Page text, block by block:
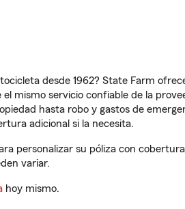
desde 1962? State Farm
mismo servicio confiable de la
hasta robo y gastos de
adicional si la necesita.
personalizar su póliza con
variar.
hoy mismo.